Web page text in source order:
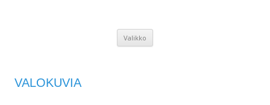
Valikko
VALOKUVIA